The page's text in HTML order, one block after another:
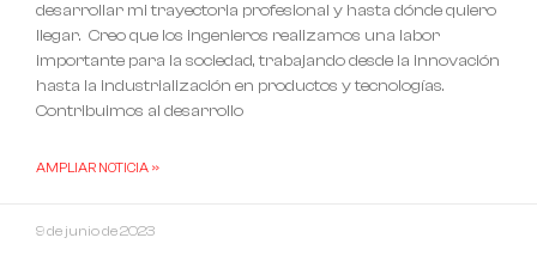
desarrollar mi trayectoria profesional y hasta dónde quiero
llegar. Creo que los ingenieros realizamos una labor
importante para la sociedad, trabajando desde la innovación
hasta la industrialización en productos y tecnologías.
Contribuimos al desarrollo
AMPLIAR NOTICIA »
9 de junio de 2023